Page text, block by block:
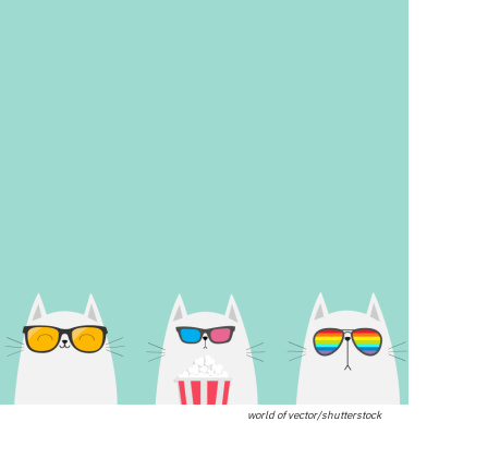
world of vector/shutterstock